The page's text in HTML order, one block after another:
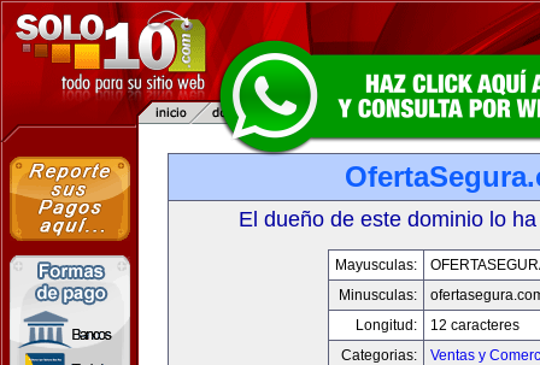
El dueño de este dominio lo
Mayusculas:
Minusculas:
Longitud:
12 caracteres
Categorias:
Ventas y